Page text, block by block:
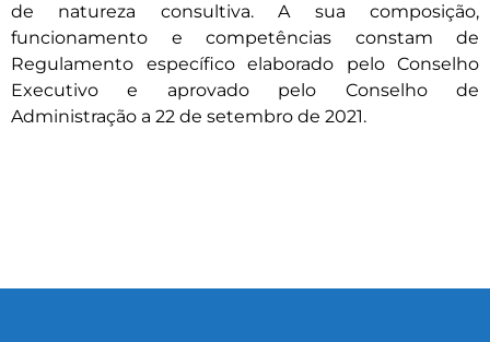
de natureza consultiva. A sua composição,
funcionamento e competências constam de
Regulamento específico elaborado pelo Conselho
Executivo e aprovado pelo Conselho de
Administração a 22 de setembro de 2021.